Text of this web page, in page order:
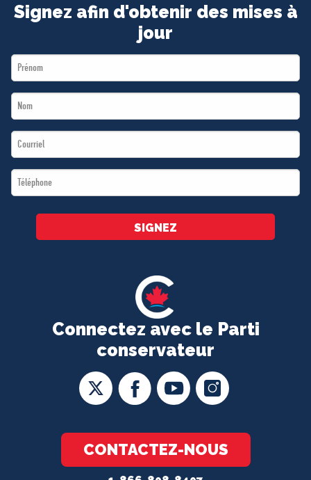
Connectez avec le Parti
conservateur
CONTACTEZ-NOUS
Signez afin d'obtenir des mises à
jour
First
Name
Last
Name
Email
*
Téléphone
*
SIGNEZ